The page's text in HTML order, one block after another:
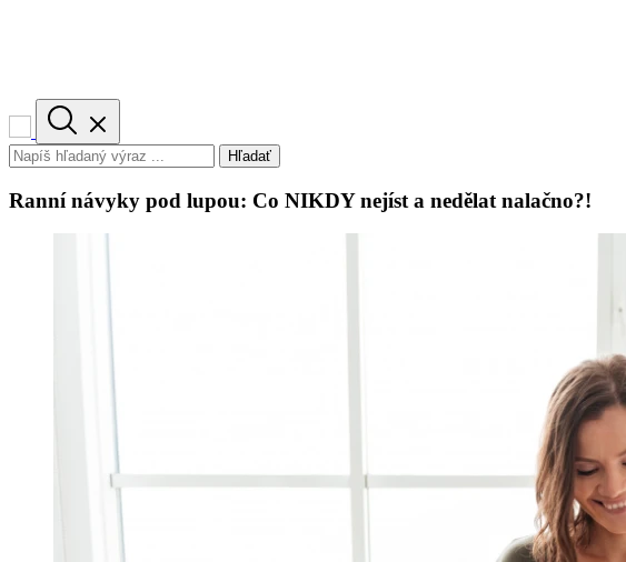
Hľadať
Ranní návyky pod lupou: Co NIKDY nejíst a nedělat nalačno?!